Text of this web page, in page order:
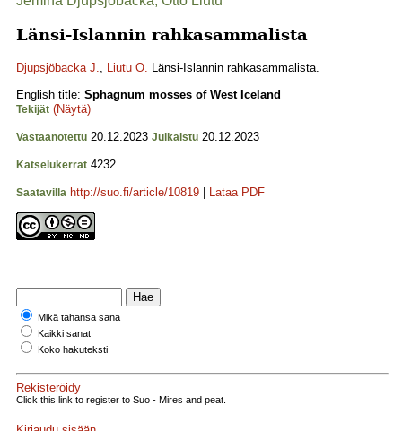
Länsi-Islannin rahkasammalista
Djupsjöbacka J., Liutu O. Länsi-Islannin rahkasammalista.
English title: Sphagnum mosses of West Iceland
Tekijät (Näytä)
Vastaanotettu 20.12.2023 Julkaistu 20.12.2023
Katselukerrat 4232
Saatavilla http://suo.fi/article/10819 Lataa PDF
Mikä tahansa sana
Kaikki sanat
Koko hakuteksti
Rekisteröidy
Click this link to register to Suo - Mires and peat.